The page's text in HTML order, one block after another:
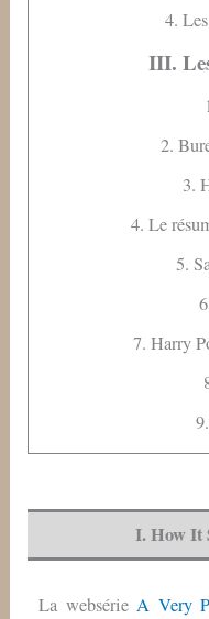
4.
III.
2.
3.
4. Le
5.
7. Harry
I. How It
La websérieA Very